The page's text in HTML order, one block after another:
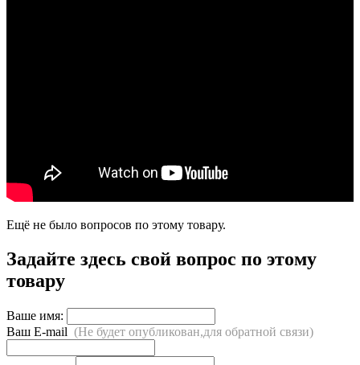
Ещё не было вопросов по этому товару.
Задайте здесь свой вопрос по этому
товару
Ваше имя:
Ваш E-mail (Не будет опубликован,для обратной связи)